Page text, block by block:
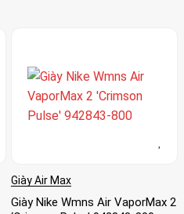
Giày Air Max
Giày Nike Wmns Air VaporMax 2